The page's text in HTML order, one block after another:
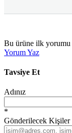
Bu ürüne ilk yorumu
Yorum Yaz
Tavsiye Et
Adınız
*
Gönderilecek Kişiler